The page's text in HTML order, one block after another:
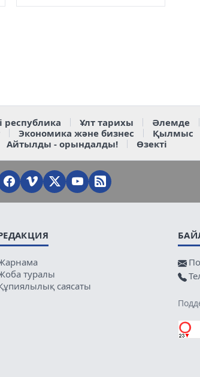
республика Ұлт тарихы Әлемде
Экономика және бизнес Қылмыс
Айтылды - орындалды! Өзекті
туралы
саясаты